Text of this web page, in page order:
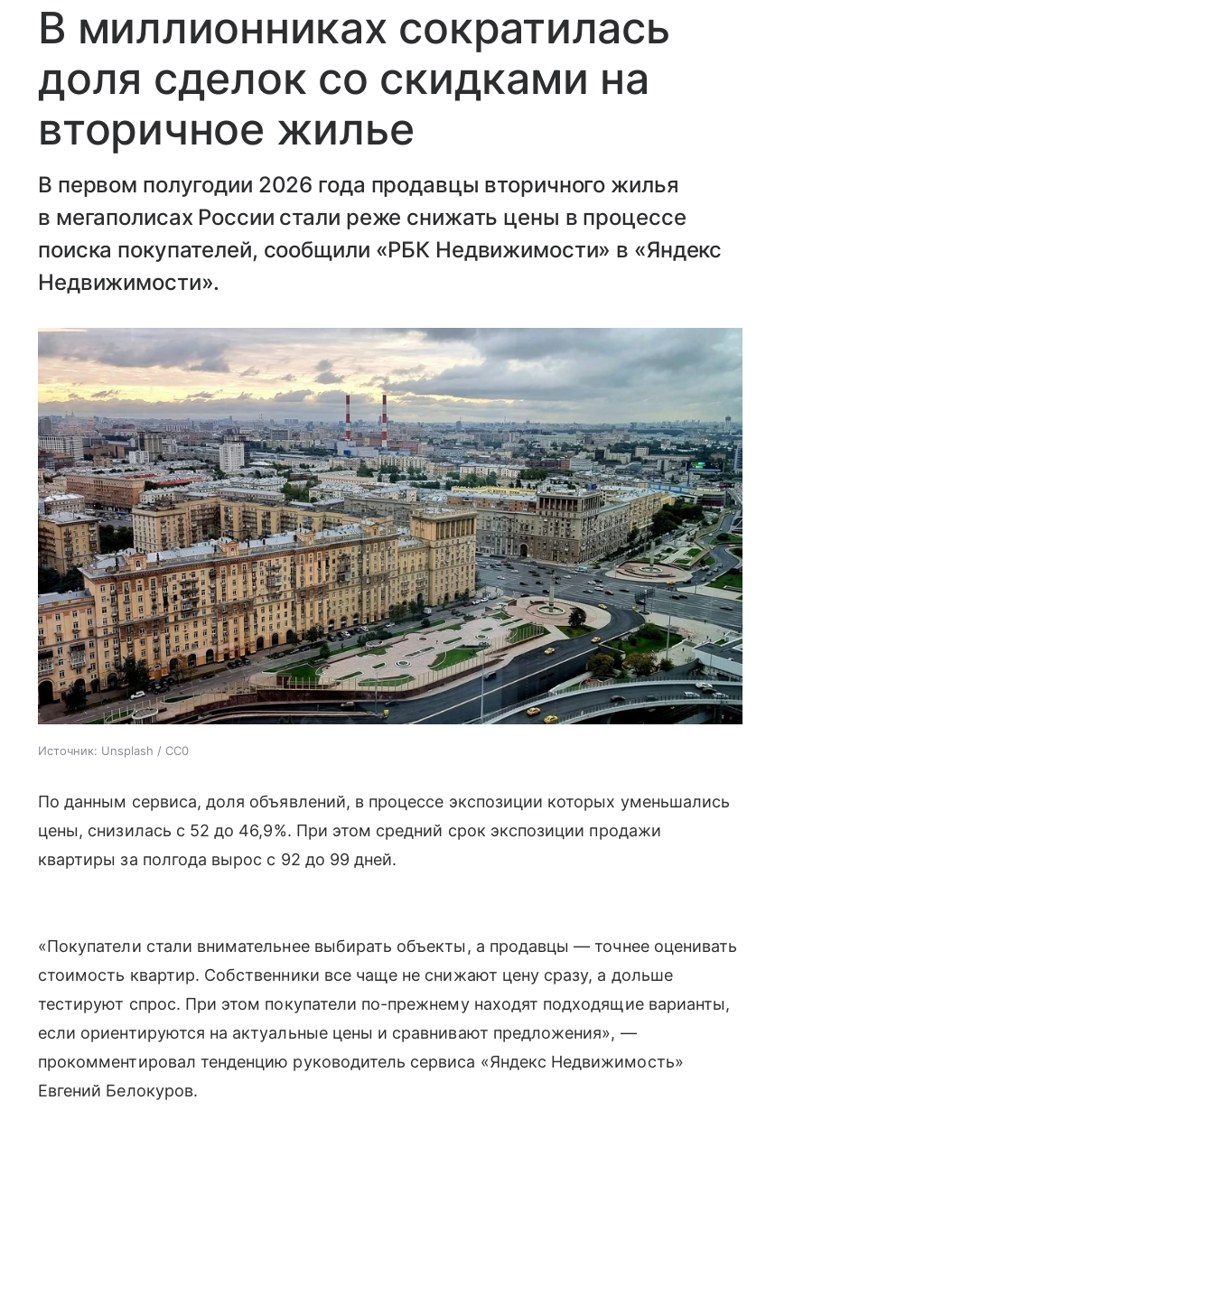
В миллионниках сократилась
доля сделок со скидками на
вторичное жилье
В первом полугодии 2026 года продавцы вторичного жилья
в мегаполисах России стали реже снижать цены в процессе
поиска покупателей, сообщили «РБК Недвижимости» в «Яндекс
Недвижимости».
Источник: Unsplash / CC0
По данным сервиса, доля объявлений, в процессе экспозиции которых уменьшались
цены, снизилась с 52 до 46,9%. При этом средний срок экспозиции продажи
квартиры за полгода вырос с 92 до 99 дней.
«Покупатели стали внимательнее выбирать объекты, а продавцы — точнее оценивать
стоимость квартир. Собственники все чаще не снижают цену сразу, а дольше
тестируют спрос. При этом покупатели по-прежнему находят подходящие варианты,
если ориентируются на актуальные цены и сравнивают предложения», —
прокомментировал тенденцию руководитель сервиса «Яндекс Недвижимость»
Евгений Белокуров.